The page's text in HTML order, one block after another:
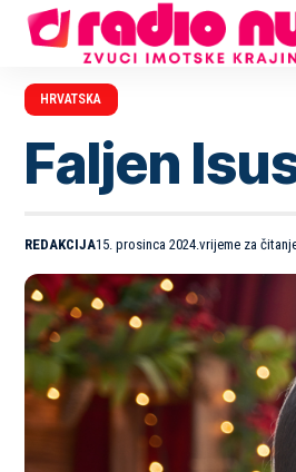
HRVATSKA
Faljen
REDAKCIJA15. prosinca 2024. vrijeme za